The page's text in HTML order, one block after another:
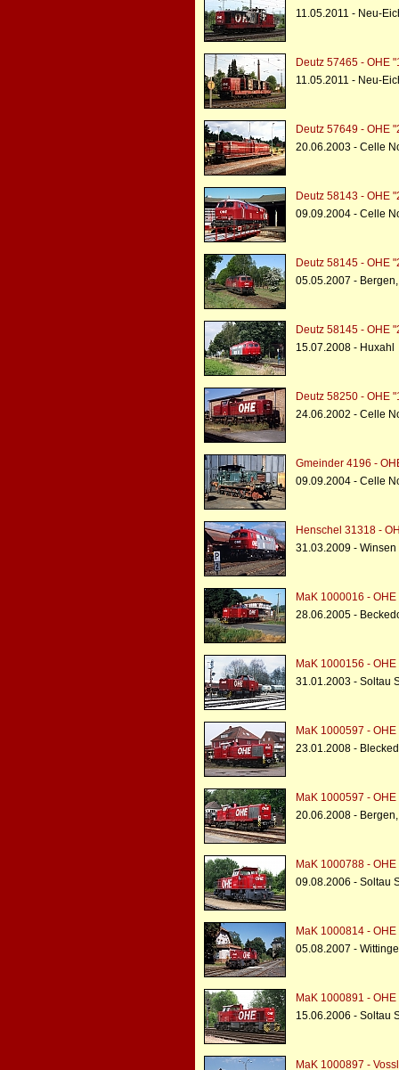
11.05.2011 - Neu-
Deutz 57465 - OHE
11.05.2011 - Neu-
Deutz 57649 - OHE
20.06.2003 - Celle
Deutz 58143 - OHE
09.09.2004 - Celle
Deutz 58145 - OHE
05.05.2007 -
Deutz 58145 - OHE
15.07.2008 - Huxahl
Deutz 58250 - OHE
24.06.2002 - Celle
Gmeinder 4196 -
09.09.2004 - Celle
Henschel 31318 -
31.03.2009 -
MaK 1000016 -
28.06.2005 -
MaK 1000156 -
31.01.2003 - Soltau
MaK 1000597 -
23.01.2008 -
MaK 1000597 -
20.06.2008 -
MaK 1000788 -
09.08.2006 - Soltau
MaK 1000814 -
05.08.2007 -
MaK 1000891 -
15.06.2006 - Soltau
MaK 1000897 -